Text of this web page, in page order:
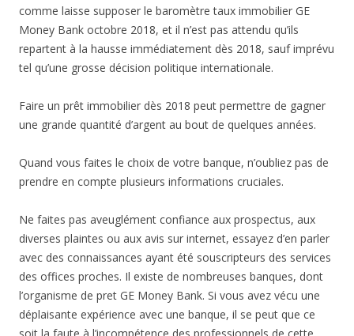
comme laisse supposer le baromètre taux immobilier GE
Money Bank octobre 2018, et il n’est pas attendu qu’ils
repartent à la hausse immédiatement dès 2018, sauf imprévu
tel qu’une grosse décision politique internationale.
Faire un prêt immobilier dès 2018 peut permettre de gagner
une grande quantité d’argent au bout de quelques années.
Quand vous faites le choix de votre banque, n’oubliez pas de
prendre en compte plusieurs informations cruciales.
Ne faites pas aveuglément confiance aux prospectus, aux
diverses plaintes ou aux avis sur internet, essayez d’en parler
avec des connaissances ayant été souscripteurs des services
des offices proches. Il existe de nombreuses banques, dont
l’organisme de pret GE Money Bank. Si vous avez vécu une
déplaisante expérience avec une banque, il se peut que ce
soit la faute à l’incompétence des professionnels de cette